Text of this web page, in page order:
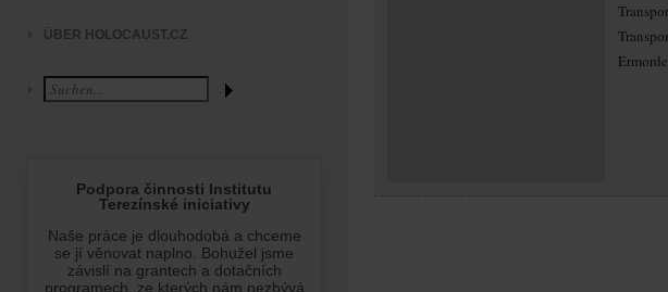
ÜBER HOLOCAUST.CZ